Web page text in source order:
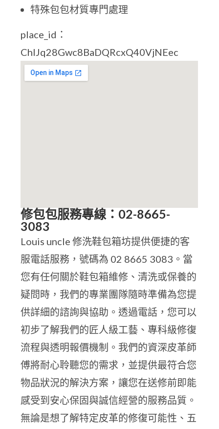
特殊包包材質專門處理
place_id：
ChIJq28Gwc8BaDQRcxQ40VjNEec
修包包服務專線：02-8665-
3083
Louis uncle 修洗鞋包箱坊提供便捷的客
服電話服務，號碼為 02 8665 3083。當
您有任何關於鞋包箱維修、清洗或保養的
疑問時，我們的專業團隊隨時準備為您提
供詳細的諮詢與協助。透過電話，您可以
初步了解我們的匠人級工藝、專科級修復
流程與透明報價機制。我們的資深皮革師
傅將耐心聆聽您的需求，並提供最符合您
物品狀況的解決方案，讓您在送修前即能
感受到安心保固與誠信經營的服務品質。
無論是想了解特定皮革的修復可能性、五